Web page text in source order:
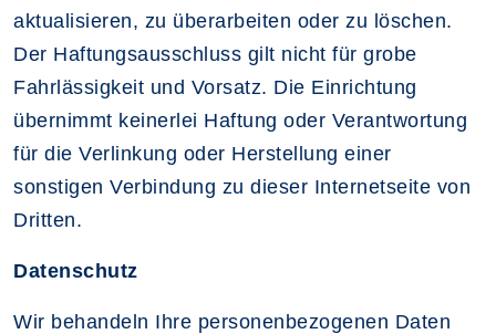
aktualisieren, zu überarbeiten oder zu löschen.
Der Haftungsausschluss gilt nicht für grobe
Fahrlässigkeit und Vorsatz. Die Einrichtung
übernimmt keinerlei Haftung oder Verantwortung
für die Verlinkung oder Herstellung einer
sonstigen Verbindung zu dieser Internetseite von
Dritten.
Datenschutz
Wir behandeln Ihre personenbezogenen Daten